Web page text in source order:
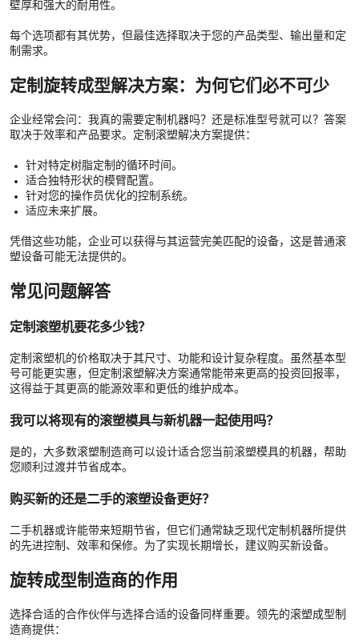
壁厚和强大的耐用性。
每个选项都有其优势，但最佳选择取决于您的产品类型、输出量和定
制需求。
定制旋转成型解决方案：为何它们必不可少
企业经常会问：我真的需要定制机器吗？还是标准型号就可以？答案
取决于效率和产品要求。定制滚塑解决方案提供：
针对特定树脂定制的循环时间。
适合独特形状的模臂配置。
针对您的操作员优化的控制系统。
适应未来扩展。
凭借这些功能，企业可以获得与其运营完美匹配的设备，这是普通滚
塑设备可能无法提供的。
常见问题解答
定制滚塑机要花多少钱？
定制滚塑机的价格取决于其尺寸、功能和设计复杂程度。虽然基本型
号可能更实惠，但定制滚塑解决方案通常能带来更高的投资回报率，
这得益于其更高的能源效率和更低的维护成本。
我可以将现有的滚塑模具与新机器一起使用吗？
是的，大多数滚塑制造商可以设计适合您当前滚塑模具的机器，帮助
您顺利过渡并节省成本。
购买新的还是二手的滚塑设备更好？
二手机器或许能带来短期节省，但它们通常缺乏现代定制机器所提供
的先进控制、效率和保修。为了实现长期增长，建议购买新设备。
旋转成型制造商的作用
选择合适的合作伙伴与选择合适的设备同样重要。领先的滚塑成型制
造商提供：